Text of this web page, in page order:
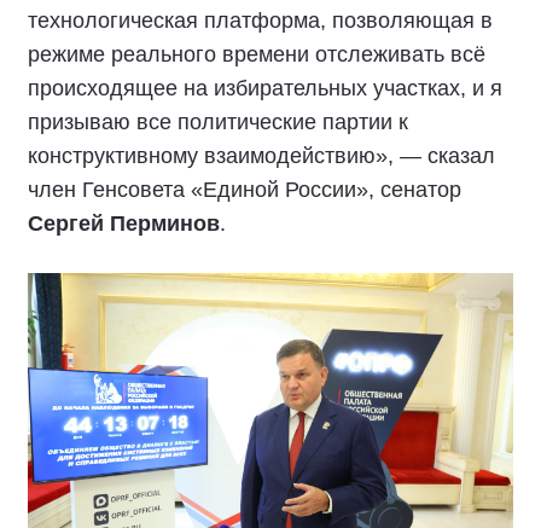
технологическая платформа, позволяющая в
режиме реального времени отслеживать всё
происходящее на избирательных участках, и я
призываю все политические партии к
конструктивному взаимодействию», — сказал
член Генсовета «Единой России», сенатор
Сергей Перминов.